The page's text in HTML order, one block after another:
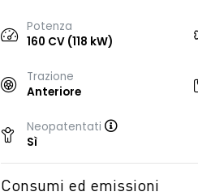
Potenza
160 CV (118 kW)
Trazione
Anteriore
Neopatentati
Sì
Consumi ed emissioni